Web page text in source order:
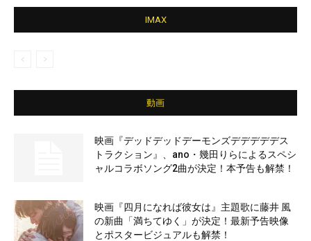
IMAX
動画
映画『デッドデッドデーモンズデデデデデス
トラクション』、ano・幾田りらによるスペシ
ャルコラボソング2曲が決定！本予告も解禁！
映画『四月になれば彼女は』主題歌に藤井 風
の新曲「満ちてゆく」が決定！最新予告映像
とポスタービジュアルも解禁！